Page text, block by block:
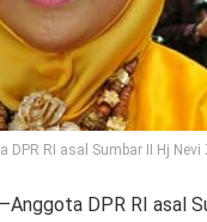
DPR RI asal Sumbar II Hj
DPR RI asal